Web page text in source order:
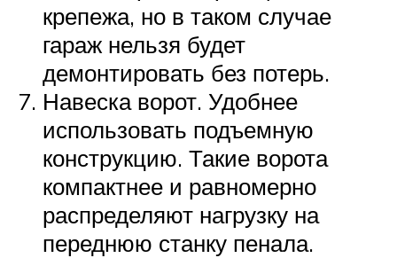
крепежа, но в таком случае
гараж нельзя будет
демонтировать без потерь.
Навеска ворот. Удобнее
использовать подъемную
конструкцию. Такие ворота
компактнее и равномерно
распределяют нагрузку на
переднюю станку пенала.